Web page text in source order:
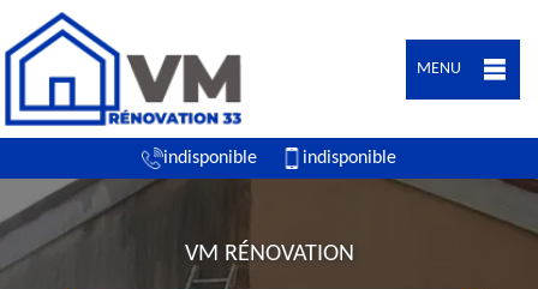
MENU
indisponible indisponible
VM RÉNOVATION